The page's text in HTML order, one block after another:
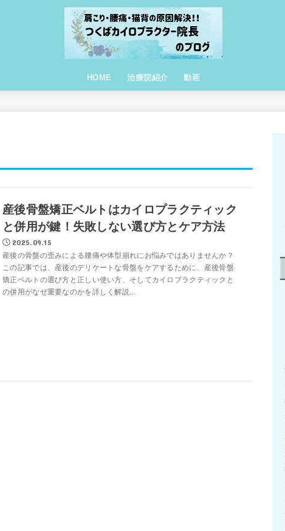
HOME 治療院紹介 動画
産後骨盤矯正ベルトはカイロプラクティック
と併用が鍵！失敗しない選び方とケア方法
2025.09.15
産後の骨盤の歪みによる腰痛や体型崩れにお悩みではありませんか？
この記事では、産後のデリケートな骨盤をケアするために、産後骨盤
矯正ベルトの選び方と正しい使い方、そしてカイロプラクティックと
の併用がなぜ重要なのかを詳しく解説...